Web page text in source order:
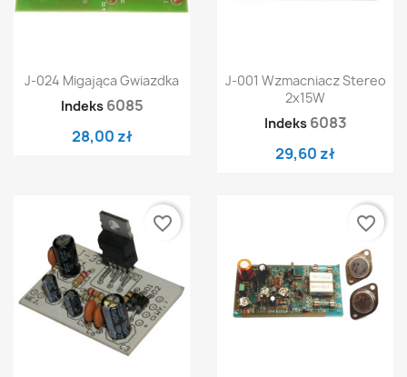
J-024 Migająca Gwiazdka
Indeks 6085
28,00 zł
J-001 Wzmacniacz Stereo
2x15W
Indeks 6083
29,60 zł
favorite_border favorite_border